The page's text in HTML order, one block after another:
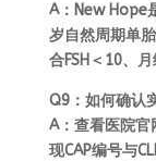
A：New Hope
岁自然周期单
合FSH＜10、
Q9：如何确认
A：查看医院
现CAP编号与